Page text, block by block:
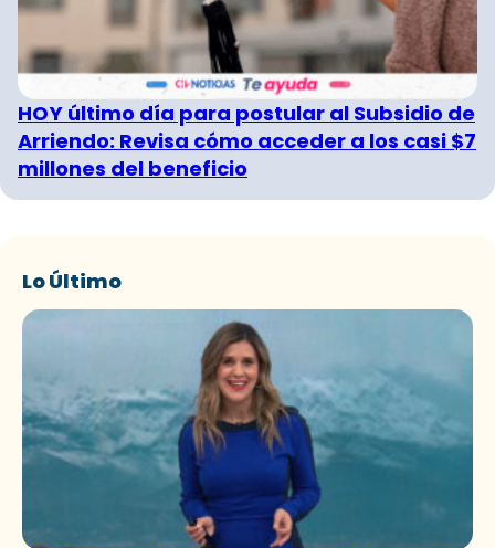
HOY último día para postular al Subsidio de
Arriendo: Revisa cómo acceder a los casi $7
millones del beneficio
Lo Último